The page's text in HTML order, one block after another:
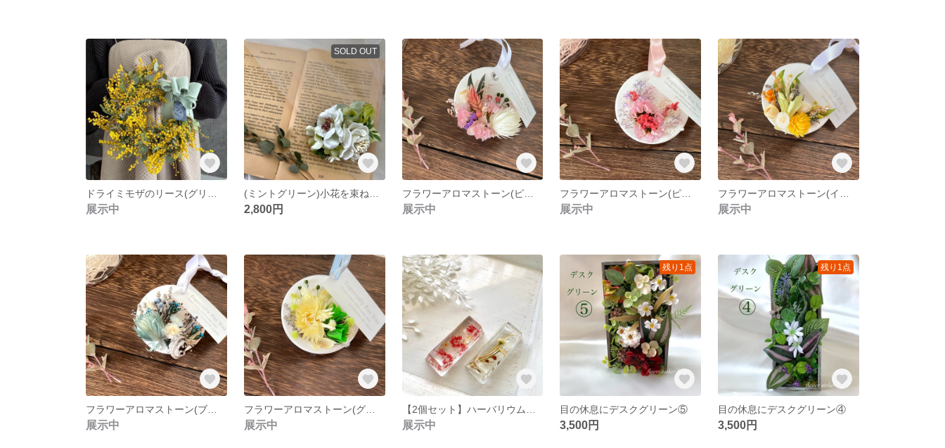
展示中
SOLD OUT
2,800円
フラワーアロマストーン(ピンクパープル)
展示中 展示中 展示中
展示中
フラワーアロマストーン(グリーン)
展示中 展示中
残り1点
目の休息にデスクグリーン⑤
3,500円
残り1点
目の休息にデスクグリーン④
3,500円